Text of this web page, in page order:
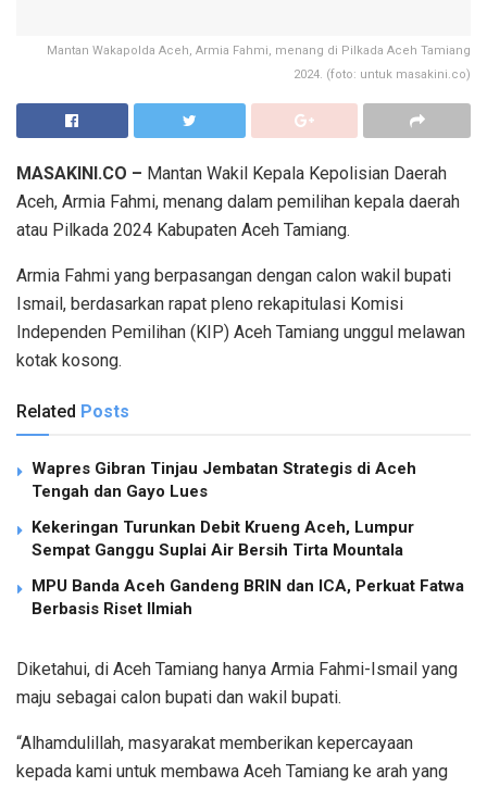
Mantan Wakapolda Aceh, Armia Fahmi, menang di Pilkada Aceh Tamiang
2024. (foto: untuk masakini.co)
MASAKINI.CO – Mantan Wakil Kepala Kepolisian Daerah
Aceh, Armia Fahmi, menang dalam pemilihan kepala daerah
atau Pilkada 2024 Kabupaten Aceh Tamiang.
Armia Fahmi yang berpasangan dengan calon wakil bupati
Ismail, berdasarkan rapat pleno rekapitulasi Komisi
Independen Pemilihan (KIP) Aceh Tamiang unggul melawan
kotak kosong.
Related Posts
Wapres Gibran Tinjau Jembatan Strategis di Aceh
Tengah dan Gayo Lues
Kekeringan Turunkan Debit Krueng Aceh, Lumpur
Sempat Ganggu Suplai Air Bersih Tirta Mountala
MPU Banda Aceh Gandeng BRIN dan ICA, Perkuat Fatwa
Berbasis Riset Ilmiah
Diketahui, di Aceh Tamiang hanya Armia Fahmi-Ismail yang
maju sebagai calon bupati dan wakil bupati.
“Alhamdulillah, masyarakat memberikan kepercayaan
kepada kami untuk membawa Aceh Tamiang ke arah yang